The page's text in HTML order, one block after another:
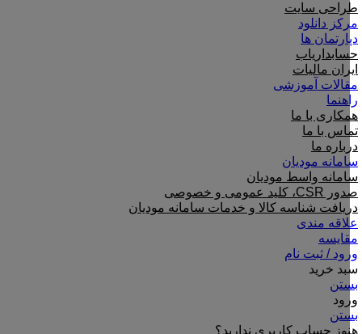
طراحی سایت
مرکز دانلود
دپارتمان ها
حسابداریاب
ایران مالیات
مقالات آموزشی
راهنما
همکاری با ما
تماس با ما
درباره ما
سامانه مودیان
سامانه واسط مودیان
صدور CSR، کلید عمومی و خصوصی
دریافت شناسه کالا و خدمات سامانه مودیان
علاقه مندی
مقایسه
ورود / ثبت نام
سبد خرید
بستن
ورود
بستن
هنوز حساب کاربری ندارید؟